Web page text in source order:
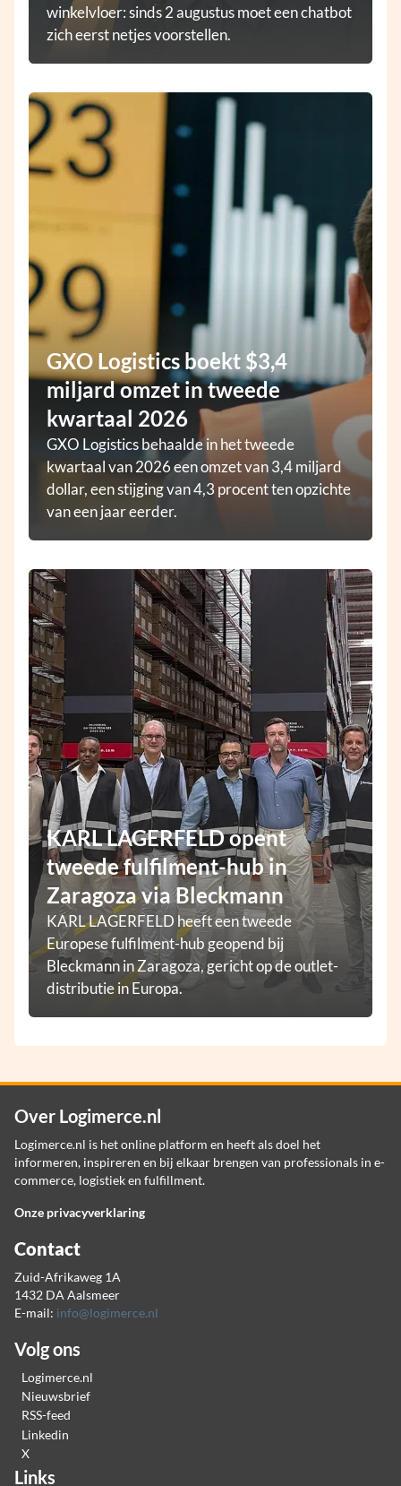
winkelvloer: sinds 2 augustus moet een chatbot
zich eerst netjes voorstellen.
GXO Logistics boekt $3,4
miljard omzet in tweede
kwartaal 2026
GXO Logistics behaalde in het tweede
kwartaal van 2026 een omzet van 3,4 miljard
dollar, een stijging van 4,3 procent ten opzichte
van een jaar eerder.
KARL LAGERFELD opent
tweede fulfilment-hub in
Zaragoza via Bleckmann
KARL LAGERFELD heeft een tweede
Europese fulfilment-hub geopend bij
Bleckmann in Zaragoza, gericht op de outlet-
distributie in Europa.
Over Logimerce.nl
Logimerce.nl is het online platform en heeft als doel het
informeren, inspireren en bij elkaar brengen van professionals in e-
commerce, logistiek en fulfillment.
Onze privacyverklaring
Contact
Zuid-Afrikaweg 1A
1432 DA Aalsmeer
E-mail: info@logimerce.nl
Volg ons
Logimerce.nl
Nieuwsbrief
RSS-feed
Linkedin
X
Links